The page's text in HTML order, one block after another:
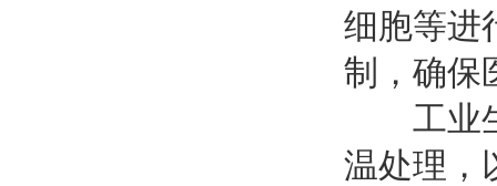
细胞等进
制，确保
工业生
温处理，